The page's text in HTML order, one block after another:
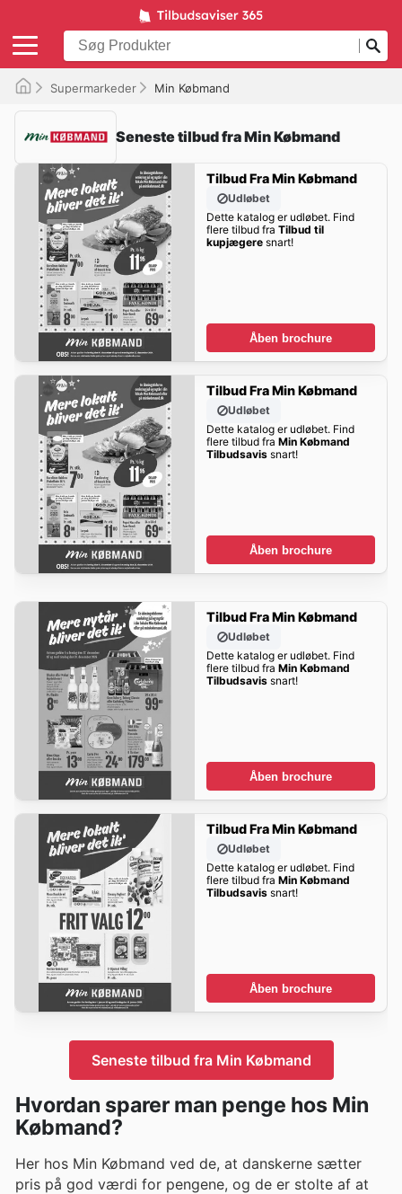
Supermarkeder Min Købmand
Seneste tilbud fra Min Købmand
Tilbud Fra Min Købmand
Udløbet
Dette katalog er udløbet. Find
flere tilbud fra Tilbud til
kupjægeresnart!
Åben brochure
Tilbud Fra Min Købmand
Udløbet
Dette katalog er udløbet. Find
flere tilbud fra Min Købmand
Tilbudsavissnart!
Åben brochure
Tilbud Fra Min Købmand
Udløbet
Dette katalog er udløbet. Find
flere tilbud fra Min Købmand
Tilbudsavissnart!
Åben brochure
Tilbud Fra Min Købmand
Udløbet
Dette katalog er udløbet. Find
flere tilbud fra Min Købmand
Tilbudsavissnart!
Åben brochure
Seneste tilbud fra Min Købmand
Hvordan sparer man penge hos Min
Købmand?
Her hos Min Købmand ved de, at danskerne sætter
pris på god værdi for pengene, og de er stolte af at